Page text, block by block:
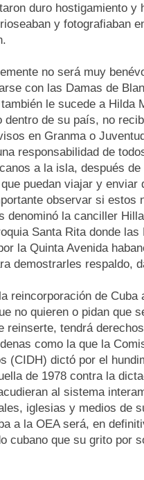
duro hostigamiento y
y fotografiaban
no será muy
con las Damas de
le sucede a Hilda
dentro de su país, no
en Granma o
responsabilidad de
a la isla, después
puedan viajar y
observar si estos
denominó la canciller
Santa Rita donde
la Quinta Avenida
demostrarles respaldo,
reincorporación de
no quieren o pidan que
reinserte, tendrá
como la que la
(CIDH) dictó por el
de 1978 contra la
al sistema
iglesias y medios de
a la OEA será, en
cubano que su grito por